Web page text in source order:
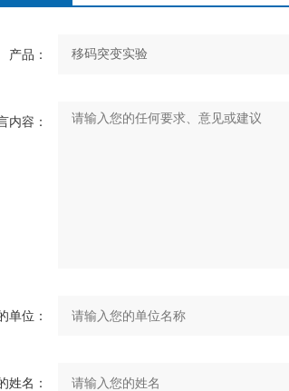
产品：
内容：
单位：
姓名：